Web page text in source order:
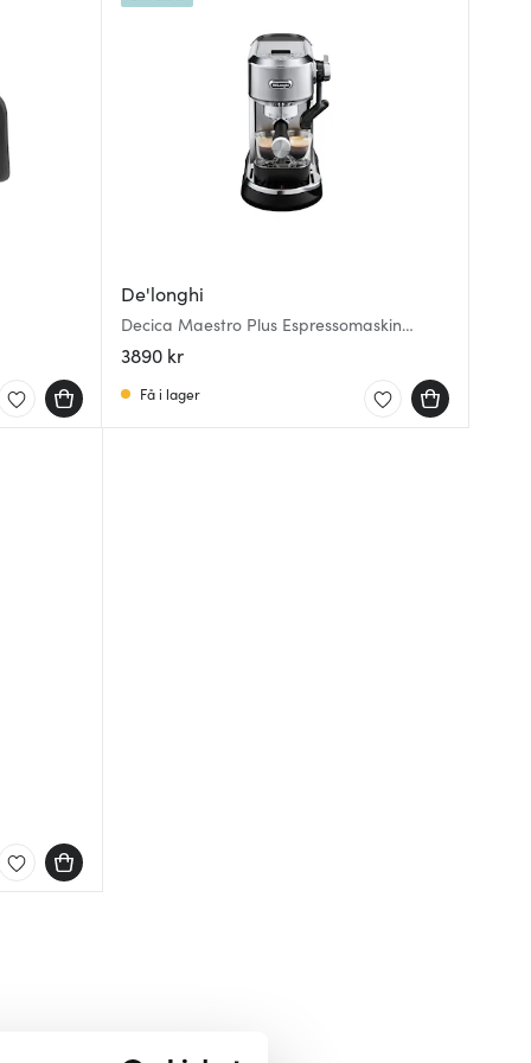
De'longhi
Decica Maestro Plus Espressomaskin
EC950.M Stål
3890 kr
Få i lager